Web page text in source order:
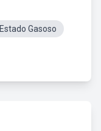
Estado Gasoso